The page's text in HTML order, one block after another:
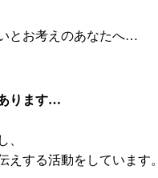
とお考えのあなたへ…
ります…
し、
する活動をしています。